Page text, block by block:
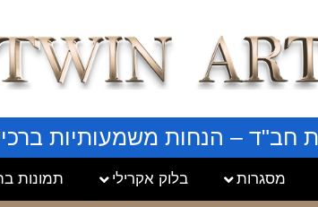
חב"ד – הנחות משמעותיות
מסגרות בלוק אקרילי תמונות